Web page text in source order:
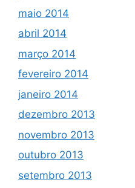
maio 2014
abril 2014
março 2014
fevereiro 2014
janeiro 2014
dezembro 2013
novembro 2013
outubro 2013
setembro 2013